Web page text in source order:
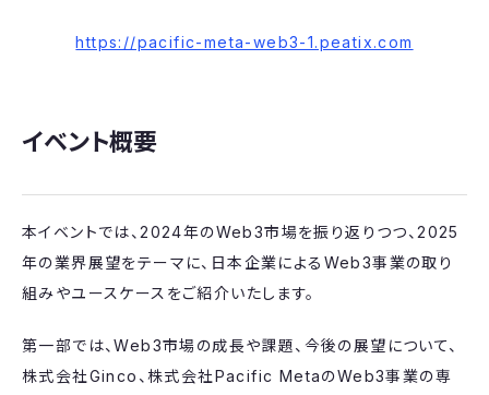
https://pacific-meta-web3-1.peatix.com
イベント概要
本イベントでは、2024年のWeb3市場を振り返りつつ、2025
年の業界展望をテーマに、日本企業によるWeb3事業の取り
組みやユースケースをご紹介いたします。
第一部では、Web3市場の成長や課題、今後の展望について、
株式会社Ginco、株式会社Pacific MetaのWeb3事業の専